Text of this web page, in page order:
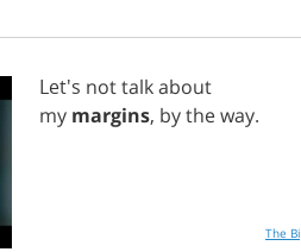
Let's nottalkabout
my margins, bytheway.